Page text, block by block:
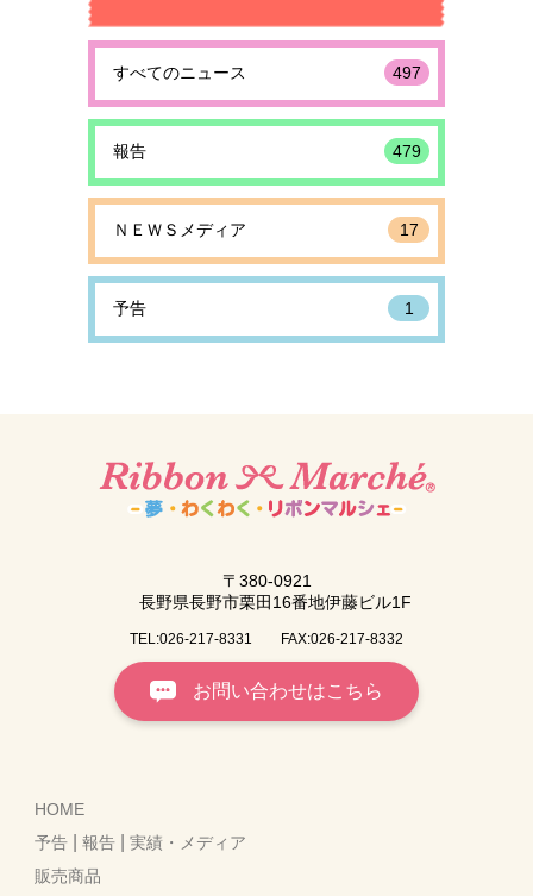
すべてのニュース 497
報告 479
ＮＥＷＳメディア 17
予告 1
〒380-0921
長野県長野市栗田16番地伊藤ビル1F
TEL:026-217-8331 FAX:026-217-8332
お問い合わせはこちら
HOME
予告 |報告 |実績・メディア
販売商品